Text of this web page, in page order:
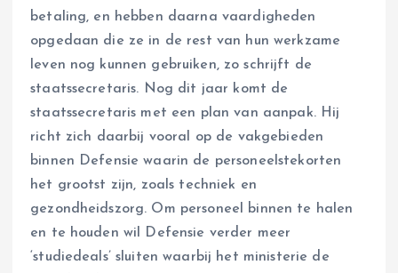
betaling, en hebben daarna vaardigheden
opgedaan die ze in de rest van hun werkzame
leven nog kunnen gebruiken, zo schrijft de
staatssecretaris. Nog dit jaar komt de
staatssecretaris met een plan van aanpak. Hij
richt zich daarbij vooral op de vakgebieden
binnen Defensie waarin de personeelstekorten
het grootst zijn, zoals techniek en
gezondheidszorg. Om personeel binnen te halen
en te houden wil Defensie verder meer
‘studiedeals’ sluiten waarbij het ministerie de